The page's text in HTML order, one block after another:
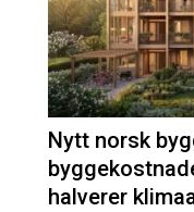
Nytt norsk
halverer